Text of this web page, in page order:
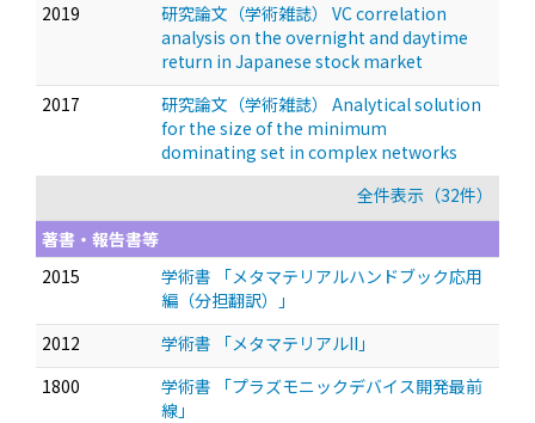
2019
研究論文（学術雑誌） VC correlation
analysis on the overnight and daytime
return in Japanese stock market
2017
研究論文（学術雑誌） Analytical solution
for the size of the minimum
dominating set in complex networks
全件表示（32件）
著書・報告書等
2015
学術書 「メタマテリアルハンドブック応用
編（分担翻訳）」
2012
学術書 「メタマテリアルII」
1800
学術書 「プラズモニックデバイス開発最前
線」